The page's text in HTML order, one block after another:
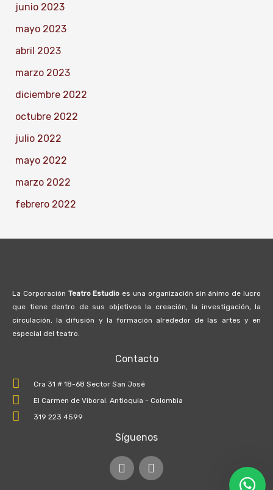
junio 2023
mayo 2023
abril 2023
marzo 2023
diciembre 2022
octubre 2022
julio 2022
mayo 2022
marzo 2022
febrero 2022
La Corporación Teatro Estudio es una organización sin ánimo de lucro
que tiene dentro de sus objetivos la creación, la investigación, la
circulación, la difusión y la formación alrededor de las artes y en
especial del teatro.
Contacto
Cra 31 # 18-68 Sector San José
El Carmen de Viboral. Antioquia - Colombia
319 223 4599
Síguenos
I
n
F
a